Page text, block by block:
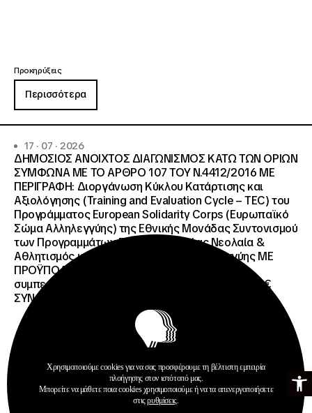
Ανοίξτε
Προκηρύξεις
Περισσότερα
17 · 07 · 2026
ΔΗΜΟΣΙΟΣ ΑΝΟΙΧΤΟΣ ΔΙΑΓΩΝΙΣΜΟΣ ΚΑΤΩ ΤΩΝ ΟΡΙΩΝ
ΣΥΜΦΩΝΑ ΜΕ ΤΟ ΑΡΘΡΟ 107 ΤΟΥ Ν.4412/2016 ΜΕ
ΠΕΡΙΓΡΑΦΗ: Διοργάνωση Κύκλου Κατάρτισης και
Αξιολόγησης (Training and Evaluation Cycle – TEC) του
Προγράμματος European Solidarity Corps (Ευρωπαϊκό
Σώμα Αλληλεγγύης) της Εθνικής Μονάδας Συντονισμού
των Προγραμμάτων Erasmus+/Τομέας Νεολαία &
Αθλητισμός και Ευρωπαϊκό Σώμα Αλληλεγγύης ΜΕ
ΠΡΟΫΠΟΛΓΙΣΜΟ:258.064,52 € μη
συμπεριλαμβανομένου του Φ.Π.Α. ΦΠΑ 61.935,48€
ΣΥΝΟΛΙΚΗ ΑΞΙΑ 320.000,00 €.
Χρησιμοποιούμε cookies για να σας προσφέρουμε τη βέλτιστη εμπειρία
πλοήγησης στον ιστότοπό μας.
Μπορείτε να μάθετε ποια cookies χρησιμοποιούμε ή να τα απενεργοποιήσετε
στιςρυθμίσεις.